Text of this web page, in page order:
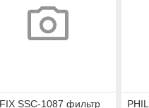
SSC-1087 фильтр